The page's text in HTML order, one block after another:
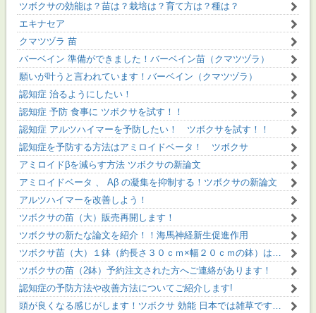
ツボクサの効能は？苗は？栽培は？育て方は？種は？
エキナセア
クマツヅラ 苗
バーベイン 準備ができました！バーベイン苗（クマツヅラ）
願いが叶うと言われています！バーベイン（クマツヅラ）
認知症 治るようにしたい！
認知症 予防 食事に ツボクサを試す！！
認知症 アルツハイマーを予防したい！ ツボクサを試す！！
認知症を予防する方法はアミロイドベータ！ ツボクサ
アミロイドβを減らす方法 ツボクサの新論文
アミロイドベータ 、 Aβ の凝集を抑制する！ツボクサの新論文
アルツハイマーを改善しよう！
ツボクサの苗（大）販売再開します！
ツボクサの新たな論文を紹介！！海馬神経新生促進作用
ツボクサ苗（大）１鉢（約長さ３０ｃｍ×幅２０ｃｍの鉢）は大きく成長！
ツボクサの苗（2鉢）予約注文された方へご連絡があります！
認知症の予防方法や改善方法についてご紹介します!
頭が良くなる感じがします！ツボクサ 効能 日本では雑草ですが！